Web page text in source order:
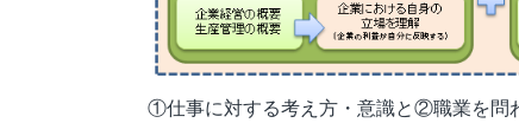
①仕事に対する考え方・意識と②職業を問